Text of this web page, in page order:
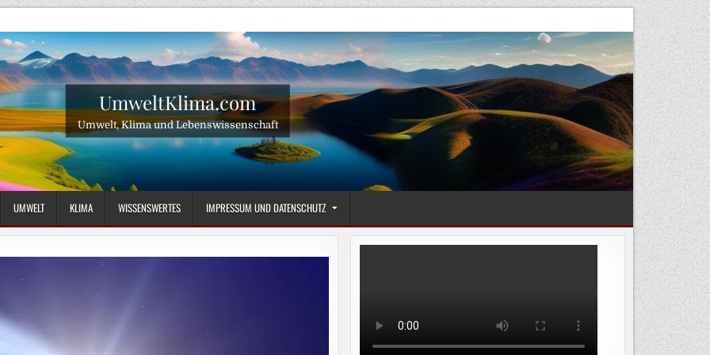
UmweltKlima.com
Umwelt, Klima und Lebenswissenschaft
UMWELT KLIMA WISSENSWERTES IMPRESSUM UND DATENSCHUTZ